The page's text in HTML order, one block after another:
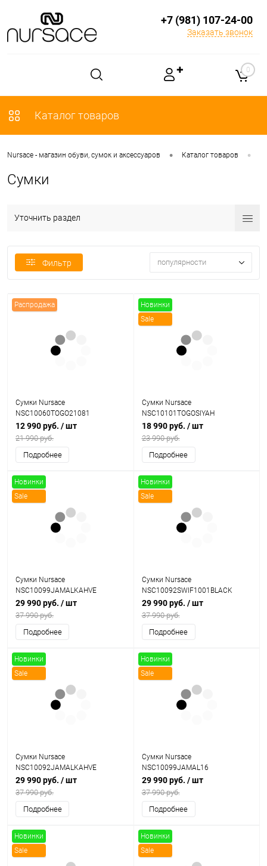
+7 (981) 107-24-00
Заказать звонок
✚ 0
Каталог товаров
Nursace - магазин обуви, сумок и аксессуаров • Каталог товаров •
Сумки
Уточнить раздел
Фильтр популярности
Распродажа
Сумки Nursace
NSC10060TOGO21081
12 990 руб. / шт
21 990 руб.
Подробнее
Новинки
Sale
Сумки Nursace
NSC10101TOGOSIYAH
18 990 руб. / шт
23 990 руб.
Подробнее
Новинки
Sale
Сумки Nursace
NSC10099JAMALKAHVE
29 990 руб. / шт
37 990 руб.
Подробнее
Новинки
Sale
Сумки Nursace
NSC10092SWIF1001BLACK
29 990 руб. / шт
37 990 руб.
Подробнее
Новинки
Sale
Сумки Nursace
NSC10092JAMALKAHVE
29 990 руб. / шт
37 990 руб.
Подробнее
Новинки
Sale
Сумки Nursace
NSC10099JAMAL16
29 990 руб. / шт
37 990 руб.
Подробнее
Новинки
Sale
Новинки
Sale